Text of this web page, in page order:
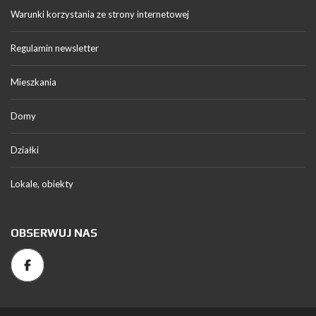
Warunki korzystania ze strony internetowej
Regulamin newsletter
Mieszkania
Domy
Działki
Lokale, obiekty
OBSERWUJ NAS